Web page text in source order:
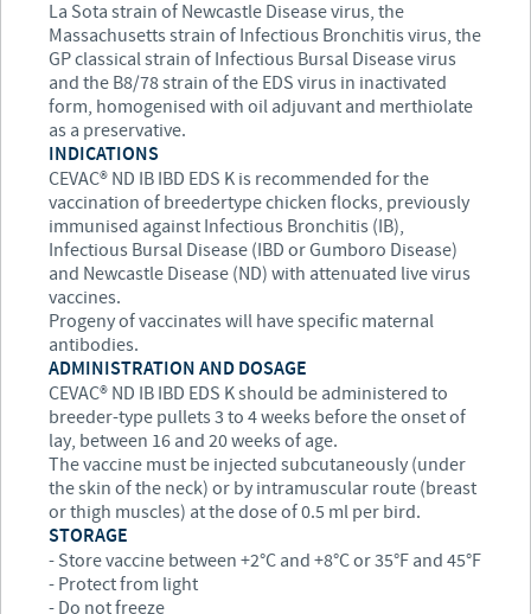
La Sota strain of Newcastle Disease virus, the
Massachusetts strain of Infectious Bronchitis virus, the
GP classical strain of Infectious Bursal Disease virus
and the B8/78 strain of the EDS virus in inactivated
form, homogenised with oil adjuvant and merthiolate
as a preservative.
INDICATIONS
CEVAC® ND IB IBD EDS K is recommended for the
vaccination of breedertype chicken flocks, previously
immunised against Infectious Bronchitis (IB),
Infectious Bursal Disease (IBD or Gumboro Disease)
and Newcastle Disease (ND) with attenuated live virus
vaccines.
Progeny of vaccinates will have specific maternal
antibodies.
ADMINISTRATION AND DOSAGE
CEVAC® ND IB IBD EDS K should be administered to
breeder-type pullets 3 to 4 weeks before the onset of
lay, between 16 and 20 weeks of age.
The vaccine must be injected subcutaneously (under
the skin of the neck) or by intramuscular route (breast
or thigh muscles) at the dose of 0.5 ml per bird.
STORAGE
- Store vaccine between +2°C and +8°C or 35°F and 45°F
- Protect from light
- Do not freeze